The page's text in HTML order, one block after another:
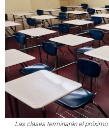
Las clases terminarán el